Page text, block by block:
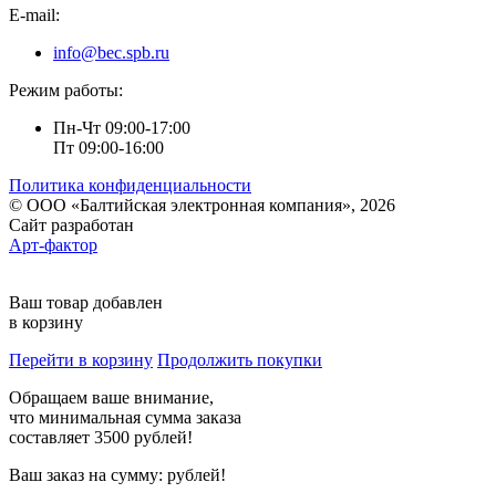
E-mail:
info@bec.spb.ru
Режим работы:
Пн-Чт 09:00-17:00
Пт 09:00-16:00
Политика конфиденциальности
© ООО «Балтийская электронная компания», 2026
Сайт разработан
Арт-фактор
Ваш товар добавлен
в корзину
Перейти в корзину Продолжить покупки
Обращаем ваше внимание,
что минимальная сумма заказа
составляет 3500 рублей!
Ваш заказ на сумму: рублей!